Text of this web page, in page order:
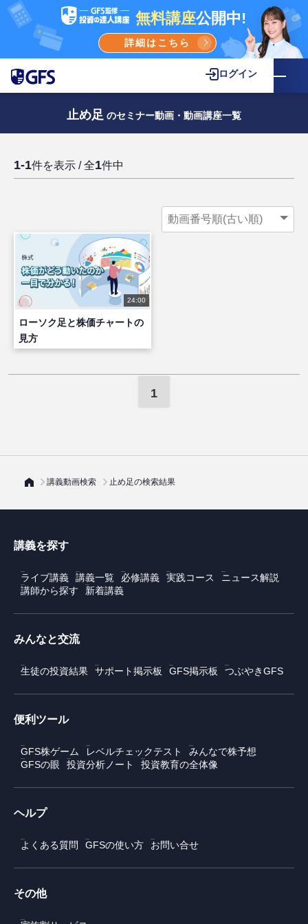
無料講座公開中!
詳細はこちら
ログイン
止め足 のセミナー動画・動画講座一覧
1-1件を表示 / 全1件中
24:00
ローソク足と株価チャートの
見方
1
講義動画検索 止め足の検索結果
講義を探す
ライブ講義 講義一覧 必修講義 実践コース
ニュース解説
講師から探す
新着講義
みんなと交流
生徒の投資結果 サポート掲示板 GFS掲示板 つぶやきGFS
便利ツール
GFS株ゲーム レベルチェックテスト
みんなで株予想
GFSの眼
投資分析ノート 投資教育の全体像
ヘルプ
よくある質問 GFSの使い方 お問い合せ
その他